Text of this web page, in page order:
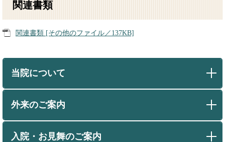
関連書類
関連書類 [その他のファイル／137KB]
当院について
外来のご案内
入院・お見舞のご案内